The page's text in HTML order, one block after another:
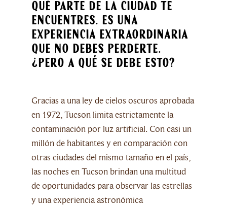
qué parte de la ciudad te
encuentres. Es una
experiencia extraordinaria
que no debes perderte.
¿Pero a qué se debe esto?
Gracias a una ley de cielos oscuros aprobada
en 1972, Tucson limita estrictamente la
contaminación por luz artificial. Con casi un
millón de habitantes y en comparación con
otras ciudades del mismo tamaño en el país,
las noches en Tucson brindan una multitud
de oportunidades para observar las estrellas
y una experiencia astronómica